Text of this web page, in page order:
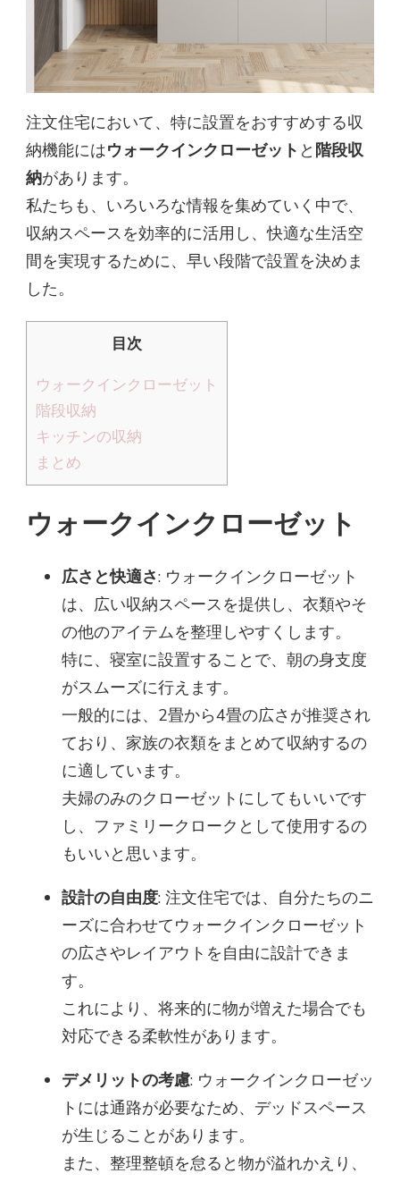
注文住宅において、特に設置をおすすめする収
納機能にはウォークインクローゼット と 階段収
納があります。
私たちも、いろいろな情報を集めていく中で、
収納スペースを効率的に活用し、快適な生活空
間を実現するために、早い段階で設置を決めま
した。
目次
ウォークインクローゼット
階段収納
キッチンの収納
まとめ
ウォークインクローゼット
広さと快適さ: ウォークインクローゼット
は、広い収納スペースを提供し、衣類やそ
の他のアイテムを整理しやすくします。
特に、寝室に設置することで、朝の身支度
がスムーズに行えます。
一般的には、2畳から4畳の広さが推奨され
ており、家族の衣類をまとめて収納するの
に適しています。
夫婦のみのクローゼットにしてもいいです
し、ファミリークロークとして使用するの
もいいと思います。
設計の自由度: 注文住宅では、自分たちのニ
ーズに合わせてウォークインクローゼット
の広さやレイアウトを自由に設計できま
す。
これにより、将来的に物が増えた場合でも
対応できる柔軟性があります。
デメリットの考慮: ウォークインクローゼッ
トには通路が必要なため、デッドスペース
が生じることがあります。
また、整理整頓を怠ると物が溢れかえり、